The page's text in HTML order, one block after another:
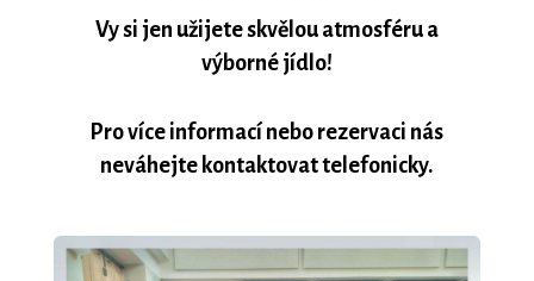
Vy si jen užijete skvělou atmosféru a
výborné jídlo!
Pro více informací nebo rezervaci nás
neváhejte kontaktovat telefonicky.